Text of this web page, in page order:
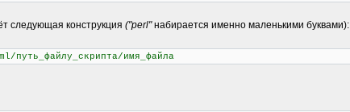
следующая конструкция ("perl"набирается именно маленькими буквами):
путь_файлу_скрипта/имя_файла